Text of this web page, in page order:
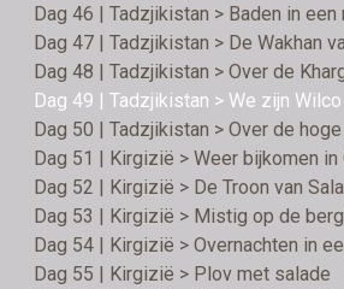
Dag 46 | Tadzjikistan > Baden in een
Dag 47 | Tadzjikistan > De Wakhan
Dag 48 | Tadzjikistan > Over de
Dag 49 | Tadzjikistan > We zijn
Dag 50 | Tadzjikistan > Over de
Dag 51 | Kirgizië > Weer bijkomen in
Dag 52 | Kirgizië > De Troon van
Dag 53 | Kirgizië > Mistig op de
Dag 54 | Kirgizië > Overnachten in
Dag 55 | Kirgizië > Plov met salade